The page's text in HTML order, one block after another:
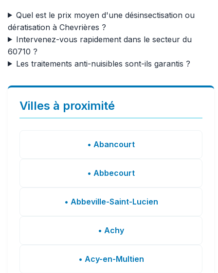
Quel est le prix moyen d'une désinsectisation ou
dératisation à Chevrières ?
Intervenez-vous rapidement dans le secteur du
60710 ?
Les traitements anti-nuisibles sont-ils garantis ?
Villes à proximité
• Abancourt
• Abbecourt
• Abbeville-Saint-Lucien
• Achy
• Acy-en-Multien